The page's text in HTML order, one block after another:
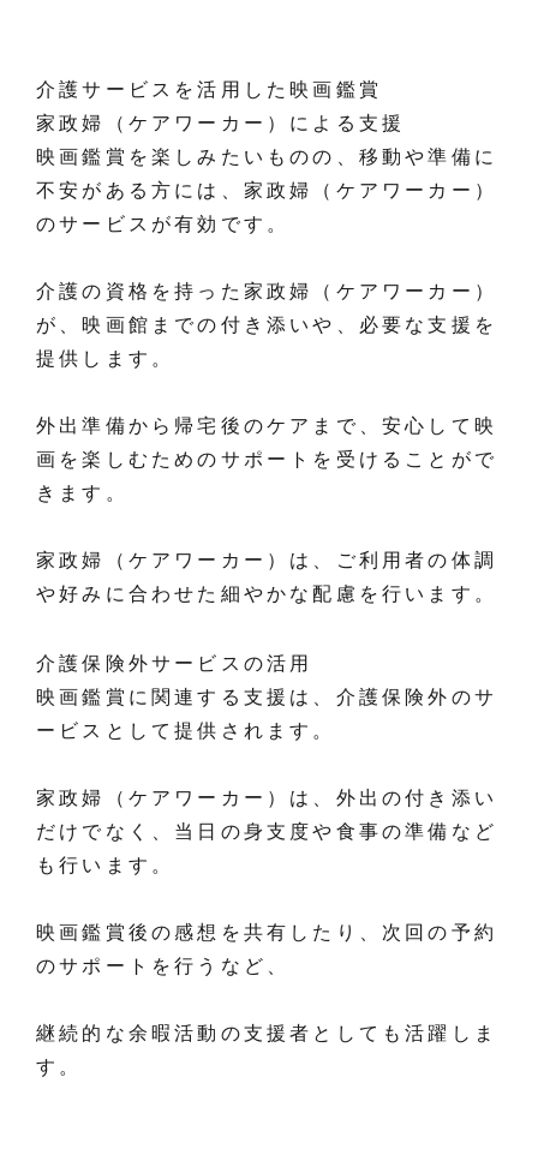
介護サービスを活用した映画鑑賞
家政婦（ケアワーカー）による支援
映画鑑賞を楽しみたいものの、移動や準備に
不安がある方には、家政婦（ケアワーカー）
のサービスが有効です。
介護の資格を持った家政婦（ケアワーカー）
が、映画館までの付き添いや、必要な支援を
提供します。
外出準備から帰宅後のケアまで、安心して映
画を楽しむためのサポートを受けることがで
きます。
家政婦（ケアワーカー）は、ご利用者の体調
や好みに合わせた細やかな配慮を行います。
介護保険外サービスの活用
映画鑑賞に関連する支援は、介護保険外のサ
ービスとして提供されます。
家政婦（ケアワーカー）は、外出の付き添い
だけでなく、当日の身支度や食事の準備など
も行います。
映画鑑賞後の感想を共有したり、次回の予約
のサポートを行うなど、
継続的な余暇活動の支援者としても活躍しま
す。